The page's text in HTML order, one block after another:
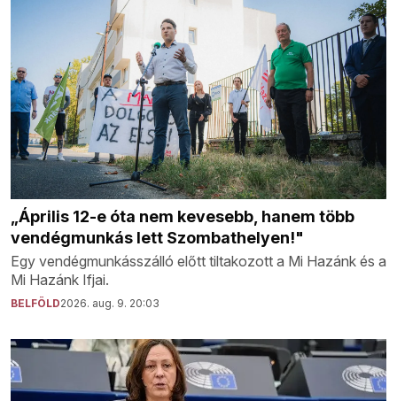
„Április 12-e óta nem kevesebb, hanem több
vendégmunkás lett Szombathelyen!"
Egy vendégmunkásszálló előtt tiltakozott a Mi Hazánk és a
Mi Hazánk Ifjai.
BELFÖLD2026. aug. 9. 20:03